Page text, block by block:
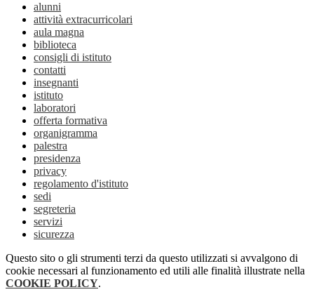
alunni
attività extracurricolari
aula magna
biblioteca
consigli di istituto
contatti
insegnanti
istituto
laboratori
offerta formativa
organigramma
palestra
presidenza
privacy
regolamento d'istituto
sedi
segreteria
servizi
sicurezza
Questo sito o gli strumenti terzi da questo utilizzati si avvalgono di
cookie necessari al funzionamento ed utili alle finalità illustrate nella
COOKIE POLICY.